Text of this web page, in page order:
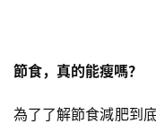
節食，真的能瘦嗎？
為了了解節食減肥到